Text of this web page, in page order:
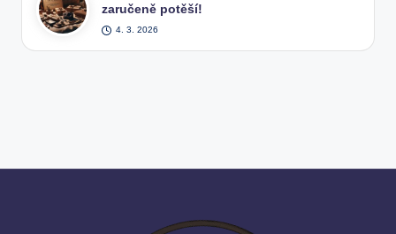
zaručeně potěší!
4. 3. 2026